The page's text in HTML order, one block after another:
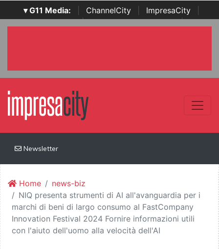
▾ G11 Media: ChannelCity ImpresaCity
SecurityOpenLab | Italian Channel Awards | Italian
Newsletter
Home
news-biz
NIQ presenta strumenti di AI all'avanguardia per i
marchi di beni di largo consumo al FastCompany
Innovation Festival 2024 Fornire informazioni utili
con l'aiuto dell'uomo alla velocità dell'AI